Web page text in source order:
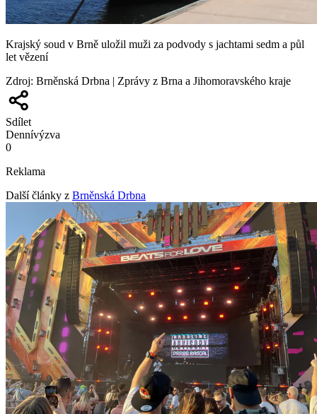
Krajský soud v Brně uložil muži za podvody s jachtami sedm a půl
let vězení
Zdroj: Brněnská Drbna | Zprávy z Brna a Jihomoravského kraje
Sdílet
Dennívýzva
0
Reklama
Další články z Brněnská Drbna